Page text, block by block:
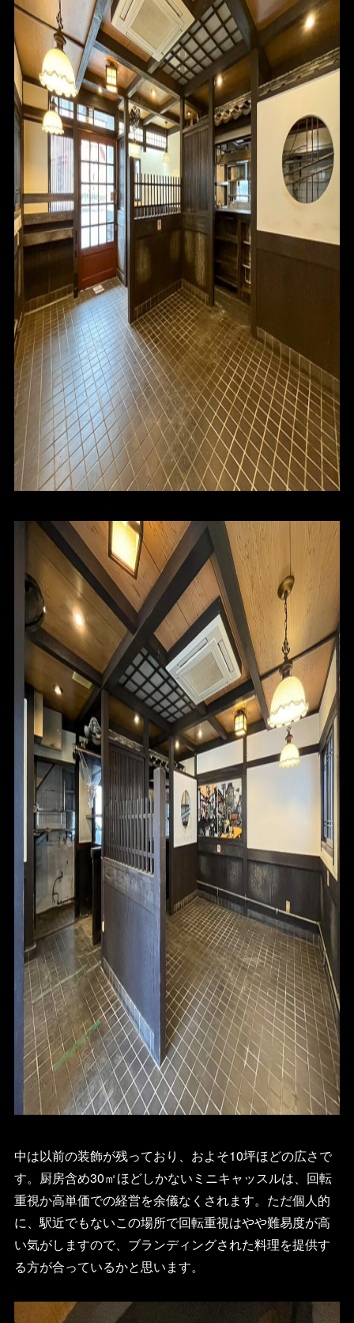
中は以前の装飾が残っており、およそ10坪ほどの広さで
す。厨房含め30㎡ほどしかないミニキャッスルは、回転
重視か高単価での経営を余儀なくされます。ただ個人的
に、駅近でもないこの場所で回転重視はやや難易度が高
い気がしますので、ブランディングされた料理を提供す
る方が合っているかと思います。